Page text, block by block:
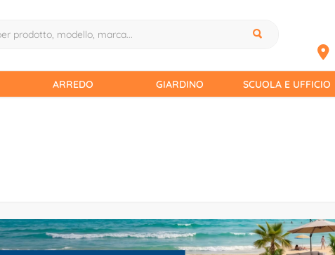
ARREDO GIARDINO SCUOLA E UFFICIO